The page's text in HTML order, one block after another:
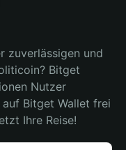
zuverlässigen und
Bitget
Nutzer
Bitget Wallet frei
Ihre Reise!